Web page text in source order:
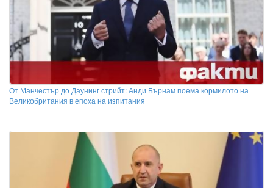
От Манчестър до Даунинг стрийт: Анди Бърнам поема кормилото на
Великобритания в епоха на изпитания